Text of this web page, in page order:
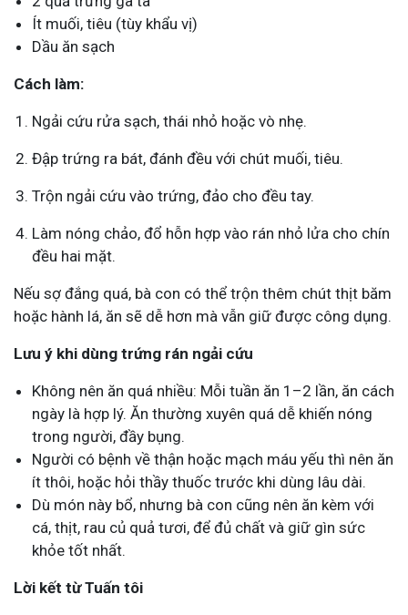
Ít muối, tiêu (tùy khẩu vị)
Dầu ăn sạch
Cách làm:
Ngải cứu rửa sạch, thái nhỏ hoặc vò nhẹ.
Đập trứng ra bát, đánh đều với chút muối, tiêu.
Trộn ngải cứu vào trứng, đảo cho đều tay.
Làm nóng chảo, đổ hỗn hợp vào rán nhỏ lửa cho chín
đều hai mặt.
Nếu sợ đắng quá, bà con có thể trộn thêm chút thịt băm
hoặc hành lá, ăn sẽ dễ hơn mà vẫn giữ được công dụng.
Lưu ý khi dùng trứng rán ngải cứu
Không nên ăn quá nhiều: Mỗi tuần ăn 1–2 lần, ăn cách
ngày là hợp lý. Ăn thường xuyên quá dễ khiến nóng
trong người, đầy bụng.
Người có bệnh về thận hoặc mạch máu yếu thì nên ăn
ít thôi, hoặc hỏi thầy thuốc trước khi dùng lâu dài.
Dù món này bổ, nhưng bà con cũng nên ăn kèm với
cá, thịt, rau củ quả tươi, để đủ chất và giữ gìn sức
khỏe tốt nhất.
Lời kết từ Tuấn tôi